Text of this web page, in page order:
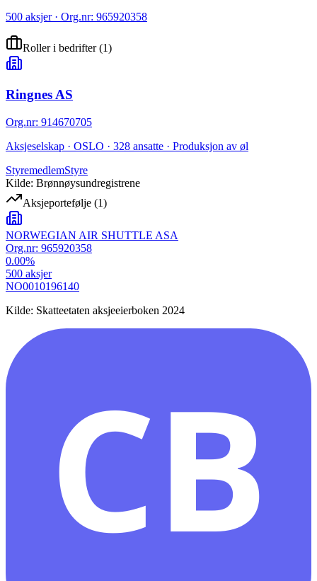
500 aksjer · Org.nr: 965920358
Roller i bedrifter(1)
Ringnes AS
Org.nr: 914670705
Aksjeselskap · OSLO · 328 ansatte · Produksjon av øl
StyremedlemStyre
Kilde: Brønnøysundregistrene
Aksjeportefølje (1)
NORWEGIAN AIR SHUTTLE ASA
Org.nr: 965920358
0.00%
500 aksjer
NO0010196140
Kilde: Skatteetaten aksjeeierboken 2024
CB